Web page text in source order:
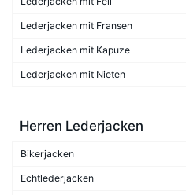
Lederjacken mit Fransen
Lederjacken mit Kapuze
Lederjacken mit Nieten
Herren Lederjacken
Bikerjacken
Echtlederjacken